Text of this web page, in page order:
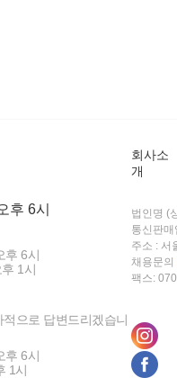
후 6시
후 6시
1시
으로 답변드리겠습니
후 6시
1시
회사소
개
법인명 (
통신판
주소 : 서
채용문의
팩스: